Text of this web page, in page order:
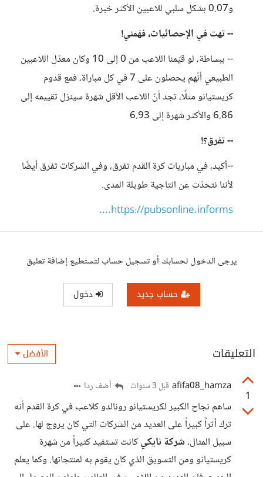
و0.07 بشكل سلبي للاعبين الأكثر خبرة.
-- تهت في الإحصائيات، فهّمني!
-- ببساطة، لو قيّمنا اللاعب من 0 إلى 10 وكان معدّل اللاعبين
الطبيعي أنّهم يحصلون على 7 في كل مباراة، فمع قدوم
كريستيانو مثلًا، تجد أنّ اللاعب الأقل شهرة سينزل تقييمه إلى
6.86 والأكثر شهرة إلى 6.93
-- تفرق؟!
--أكيد، في مباريات كرة القدم تفرق، وفي الشركات تفرق أيضًا
لأننا نتحدّث عن انتاجية طويلة المدى.
https://pubsonline.informs....
يرجى الدخول لحسابك أو تسجيل حساب لتستطيع إضافة تعليق
حساب جديد دخول
التعليقات الأفضل
1
afifa08_hamza قبل 3 سنوات أضف ردا
ساهم نجاح الكبير لكريستيانو رونالدو كلاعب في كرة القدم أنه
ترك أثراً كبيراً على العديد من الشركات التي كان يروج لها. على
سبيل المثال،شركة نايكيكانت تستفيد كثيراً من شهرة
كريستيانو ومن التسويق الذي كان يقوم به لمنتجاتها. وكما يعلم